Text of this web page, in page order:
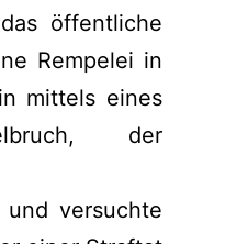
öffentliche
Rempelei in
mittels eines
der
versuchte